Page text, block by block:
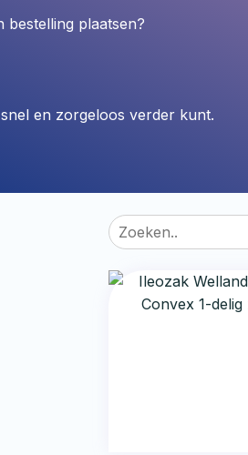
bestelling plaatsen?
en zorgeloos verder kunt.
Zoeken
naar: